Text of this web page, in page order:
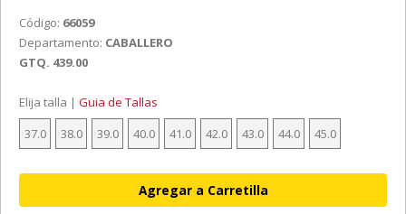
Código: 66059
Departamento: CABALLERO
GTQ. 439.00
Elija talla | Guia de Tallas
37.0
38.0 39.0 40.0 41.0 42.0 43.0 44.0 45.0